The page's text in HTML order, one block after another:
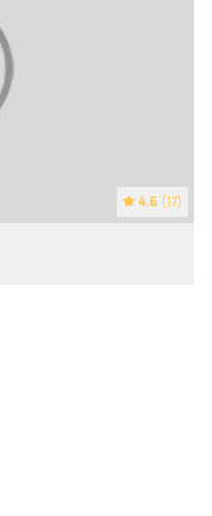
4.6 (17)